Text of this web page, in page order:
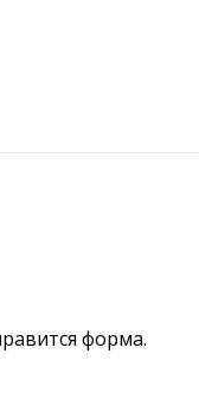
форма.